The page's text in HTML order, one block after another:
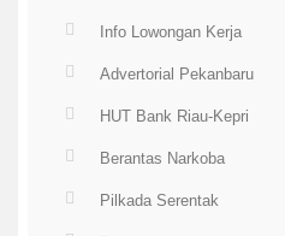
Info Lowongan Kerja
Advertorial Pekanbaru
HUT Bank Riau-Kepri
Berantas Narkoba
Pilkada Serentak